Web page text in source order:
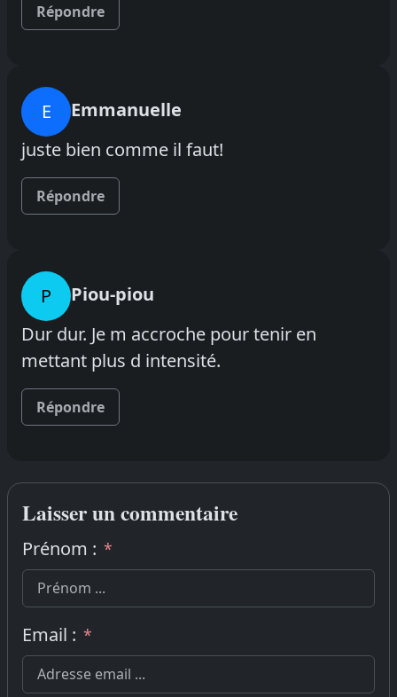
Répondre
E
Emmanuelle
juste bien comme il faut!
Répondre
P
Piou-piou
Dur dur. Je m accroche pour tenir en
mettant plus d intensité.
Répondre
Laisser un commentaire
Prénom : *
Email : *